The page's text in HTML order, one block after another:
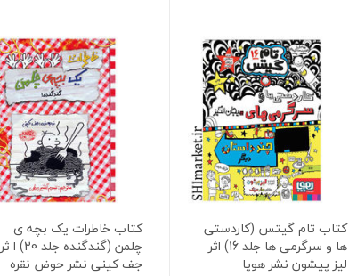
کتاب تام گیتس (کاردستی
ها و سرگرمی ها جلد 16) اثر
لیز پیشون نشر هوپا
کتاب خاطرات یک بچه ی
چلمن (گندگنده جلد 20) ا ثر
جف کینی نشر حوض نقره